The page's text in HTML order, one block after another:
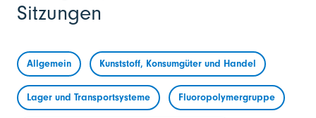
Sitzungen
Allgemein Kunststoff, Konsumgüter und Handel
Lager und Transportsysteme Fluoropolymergruppe